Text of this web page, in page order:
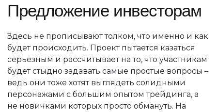
Предложение инвесторам
Здесь не прописывают толком, что именно и как
будет происходить. Проект пытается казаться
серьезным и рассчитывает на то, что участникам
будет стыдно задавать самые простые вопросы –
ведь они тоже хотят выглядеть солидными
персонажами с большим опытом трейдинга, а
не новичками которых просто обмануть. На